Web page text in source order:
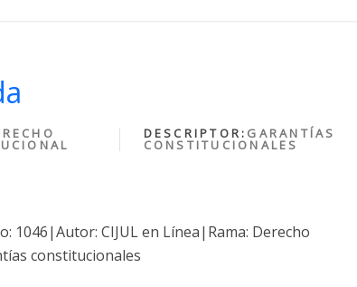
DESCRIPTOR: GARANTÍAS
CONSTITUCIONALES
1046|Autor: CIJUL en Línea|Rama: Derecho
constitucionales